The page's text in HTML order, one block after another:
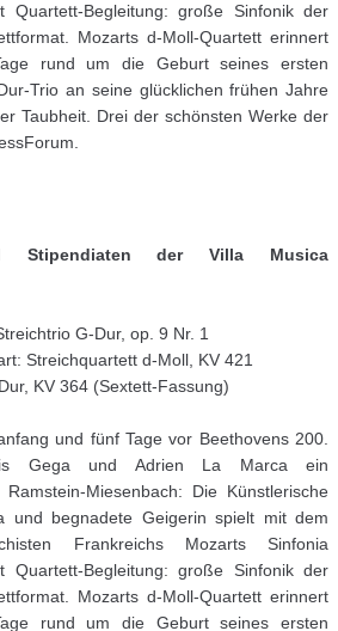
Quartett-Begleitung: große Sinfonik der
Mozarts d-Moll-Quartett erinnert
rund um die Geburt seines ersten
Trio an seine glücklichen frühen Jahre
Taubheit. Drei der schönsten Werke der
Stipendiaten der Villa Musica
G-Dur, op. 9 Nr. 1
Streichquartett d-Moll, KV 421
KV 364 (Sextett-Fassung)
und fünf Tage vor Beethovens 200.
Gega und Adrien La Marca ein
Miesenbach: Die Künstlerische
und begnadete Geigerin spielt mit dem
Frankreichs Mozarts Sinfonia
Quartett-Begleitung: große Sinfonik der
Mozarts d-Moll-Quartett erinnert
rund um die Geburt seines ersten